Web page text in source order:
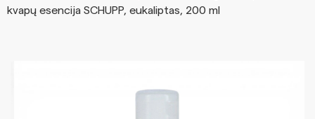
kvapų esencija SCHUPP, eukaliptas, 200 ml